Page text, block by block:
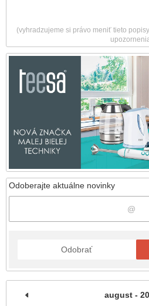
Odoberajte aktuálne novinky
Odobrať
august -
(vyhradzujeme si právo meniť tieto